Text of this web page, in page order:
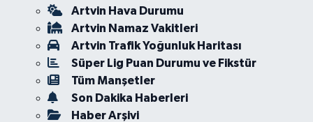
Artvin Hava Durumu
Artvin Namaz Vakitleri
Artvin Trafik Yoğunluk Haritası
Süper Lig Puan Durumu ve Fikstür
Tüm Manşetler
Son Dakika Haberleri
Haber Arşivi